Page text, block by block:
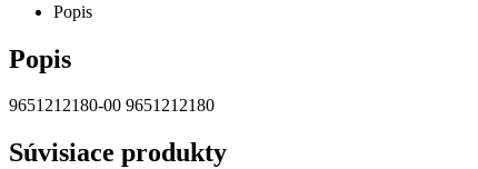
Popis
Popis
9651212180-00 9651212180
Súvisiace produkty